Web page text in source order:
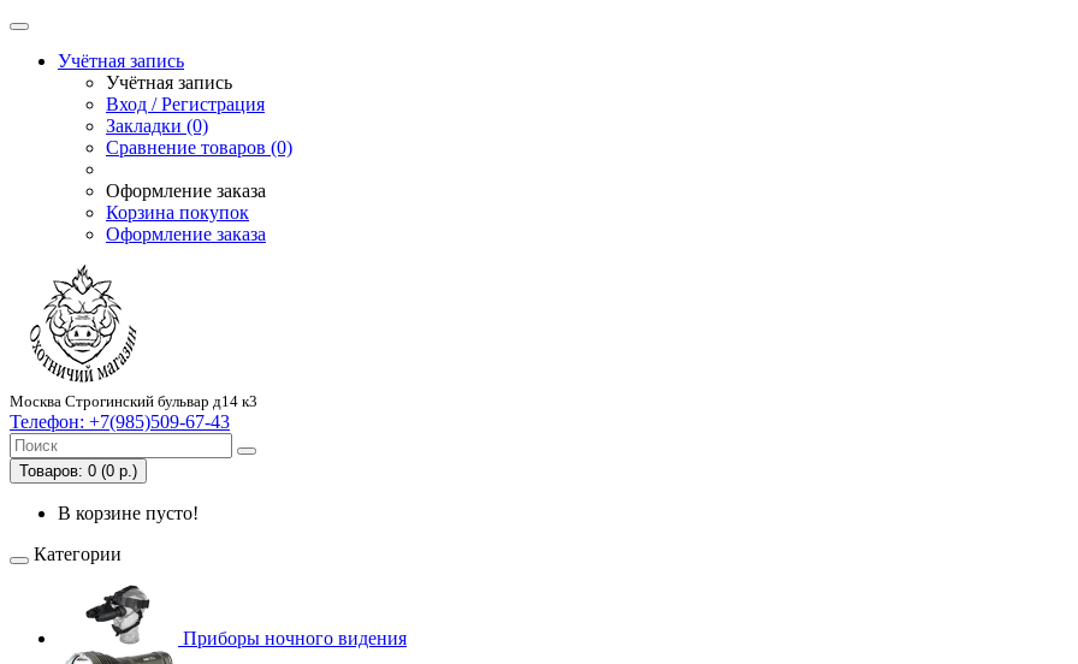
Учётная запись
Учётная запись
Вход / Регистрация
Закладки (0)
Сравнение товаров (0)
Оформление заказа
Корзина покупок
Оформление заказа
Москва Строгинский бульвар д14 к3
Телефон: +7(985)509-67-43
Товаров: 0 (0 р.)
В корзине пусто!
Категории
Приборы ночного видения